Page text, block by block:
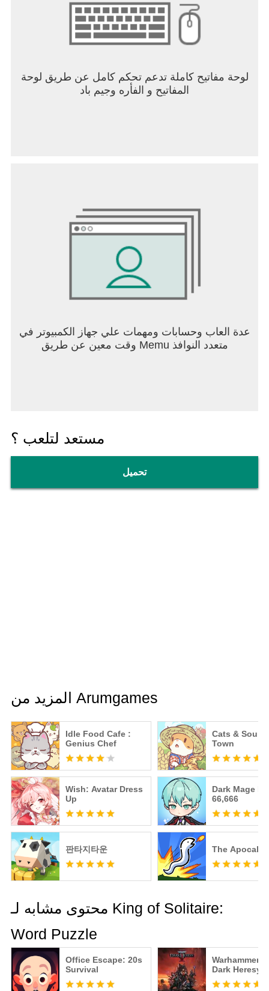
لوحة مفاتيح كاملة تدعم تحكم كامل عن طريق لوحة
المفاتيح و الفأره وجيم باد
عدة العاب وحسابات ومهمات علي جهاز الكمبيوتر في
وقت معين عن طريق Memu متعدد النوافذ
مستعد لتلعب ؟
تحميل
المزيد من Arumgames
Idle Food Cafe :
Genius Chef
Cats & Soup:
Town
Wish: Avatar Dress
Up
Dark Mage
66,666
판타지타운 The
محتوى مشابه لـ King of Solitaire:
Word Puzzle
Office Escape: 20s
Survival
Warhammer
Dark Heresy